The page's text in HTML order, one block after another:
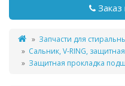
Заказ
Запчасти для
Сальник, V-RING,
Защитная прокладка